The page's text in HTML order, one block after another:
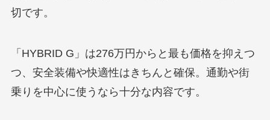
切です。
「HYBRID G」は276万円からと最も価格を抑えつ
つ、安全装備や快適性はきちんと確保。通勤や街
乗りを中心に使うなら十分な内容です。